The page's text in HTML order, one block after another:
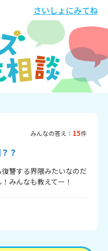
さいしょにみてね
みんなの答え： 15件
？
讐する界隈みたいなのだ